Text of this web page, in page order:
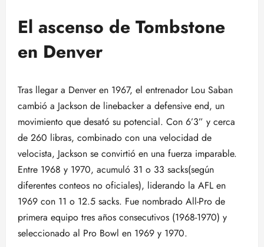
El ascenso de Tombstone
en Denver
Tras llegar a Denver en 1967, el entrenador Lou Saban
cambió a Jackson de linebacker a defensive end, un
movimiento que desató su potencial. Con 6’3” y cerca
de 260 libras, combinado con una velocidad de
velocista, Jackson se convirtió en una fuerza imparable.
Entre 1968 y 1970, acumuló 31 o 33 sacks(según
diferentes conteos no oficiales), liderando la AFL en
1969 con 11 o 12.5 sacks. Fue nombrado All-Pro de
primera equipo tres años consecutivos (1968-1970) y
seleccionado al Pro Bowl en 1969 y 1970.